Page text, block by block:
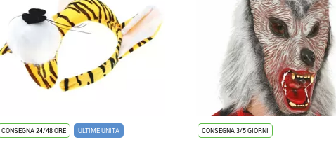
CONSEGNA 24/48 ORE ULTIME UNITÀ CONSEGNA 3/5 GIORNI